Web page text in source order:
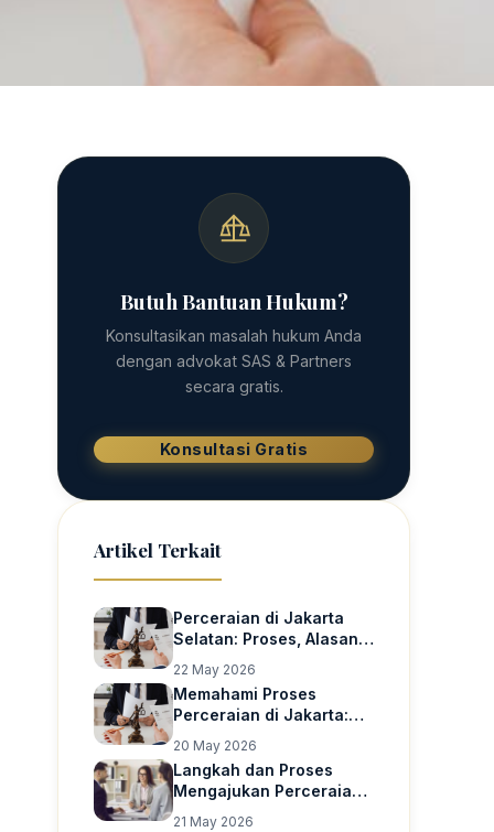
Butuh Bantuan Hukum?
Konsultasikan masalah hukum Anda
dengan advokat SAS & Partners
secara gratis.
Konsultasi Gratis
Artikel Terkait
Perceraian di Jakarta
Selatan: Proses, Alasan,
Dipahami Sebelum
Mengajukan Gugatan
22 May 2026
Memahami Proses
Perceraian di Jakarta:
Rumit
20 May 2026
Langkah dan Proses
Mengajukan Perceraian
21 May 2026